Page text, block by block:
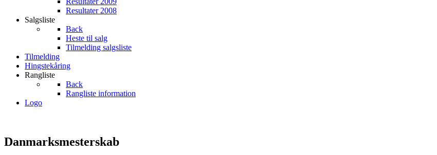
Resultater 2008
Salgsliste
Back
Heste til salg
Tilmelding salgsliste
Tilmelding
Hingstekåring
Rangliste
Back
Rangliste information
Logo
Danmarksmesterskab